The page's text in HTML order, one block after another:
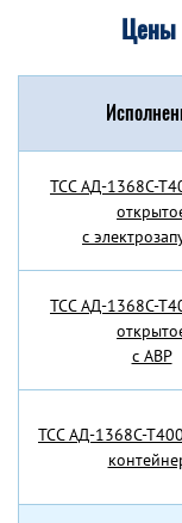
Цены
TCC АД-1368С-
с
TCC АД-1368С-
с АВР
TCC АД-1368С-